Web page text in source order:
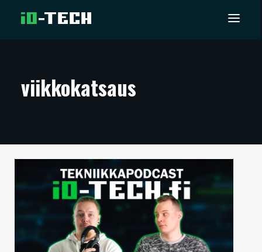
ARTIKKELIT
TECHBBS
KAUPPA
VAIHDA TEEMA
viikkokatsaus